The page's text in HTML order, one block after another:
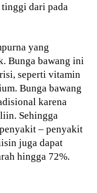
dari pada
yang
Bunga bawang ini
seperti vitamin
Bunga bawang
karena
Sehingga
– penyakit
juga dapat
hingga 72%.